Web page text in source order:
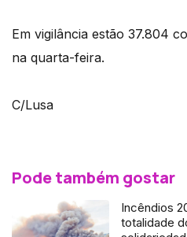
Em vigilância estão 37.804
na quarta-feira.
C/Lusa
Pode também gostar
Incêndios
totalidade